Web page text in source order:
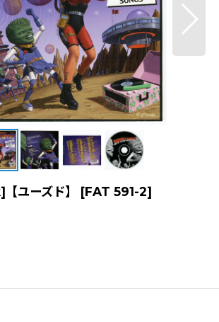
ーズド】 [FAT 591-2]